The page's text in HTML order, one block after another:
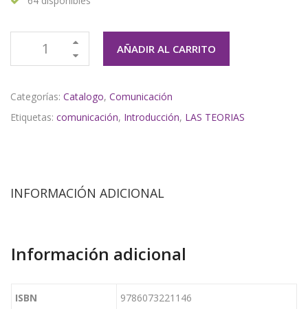
AÑADIR AL CARRITO
Categorías: Catalogo, Comunicación
Etiquetas: comunicación, Introducción, LAS TEORIAS
INFORMACIÓN ADICIONAL
Información adicional
ISBN 9786073221146